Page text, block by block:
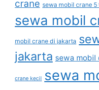
crane sewa mobil crane 5
sewa mobil
mobil crane di jakarta
jakarta sewa mobil
crane kecil sewa